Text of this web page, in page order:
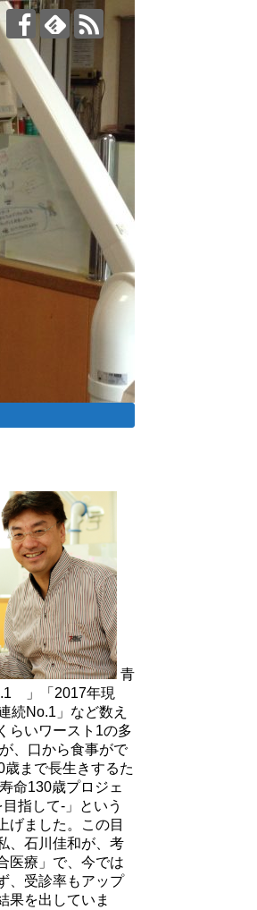
青
」「2017年現
続No.1」など数え
らいワースト1の多
、口から食事がで
まで長生きするた
命130歳プロジェ
指して-」という
げました。この目
、石川佳和が、考
医療」で、今では
、受診率もアップ
果を出していま